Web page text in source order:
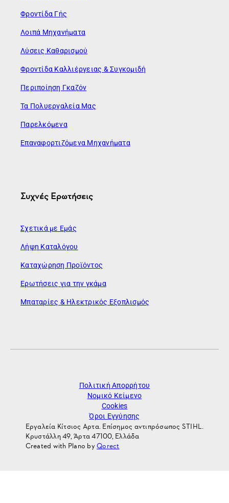
Φροντίδα Γής
Λοιπά Μηχανήματα
Λύσεις Καθαρισμού
Φροντίδα Καλλιέργειας & Συγκομιδή
Περιποίηση Γκαζόν
Τα Πολυεργαλεία Μας
Παρελκόμενα
Επαναφορτιζόμενα Μηχανήματα
Συχνές Ερωτήσεις
Σχετικά με Εμάς
Λήψη Καταλόγου
Καταχώρηση Προϊόντος
Ερωτήσεις για την γκάμα
Μπαταρίες & Ηλεκτρικός Εξοπλισμός
Πολιτική Απορρήτου
Νομικό Κείμενο
Cookies
Όροι Εγγύησης
Εργαλεία Κίτσιος Αρτα. Επίσημος αντιπρόσωπος STIHL.
Κρυστάλλη 49, Άρτα 47100, Ελλάδα
Created with Plano byQorect